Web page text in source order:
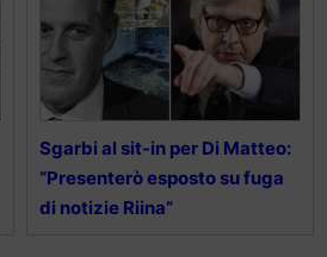
Sgarbi al sit-in per Di Matteo:
“Presenterò esposto su fuga
di notizie Riina”